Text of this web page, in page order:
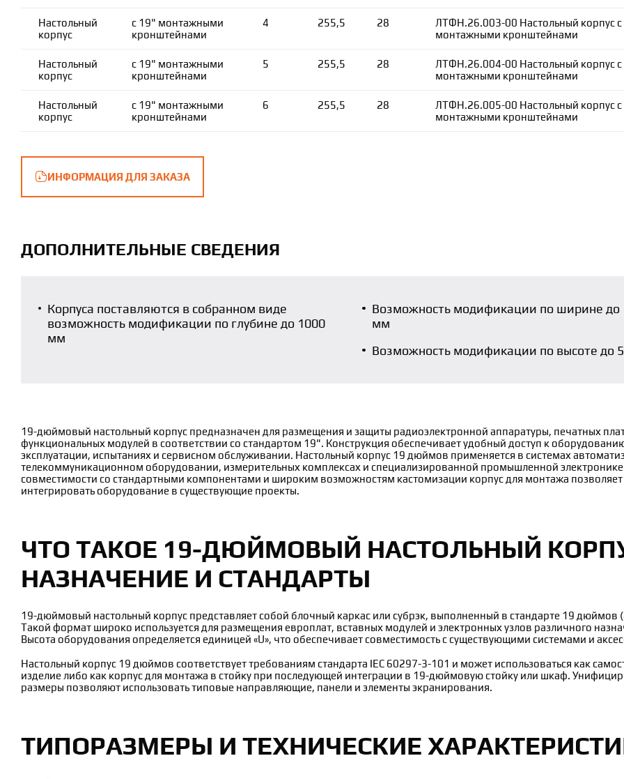
Настольный
корпус
с 19" монтажными
кронштейнами
4 255,5 28
ЛТФН.26.003-00 Настольный корпус
монтажными кронштейнами
Настольный
корпус
с 19" монтажными
кронштейнами
5 255,5 28
ЛТФН.26.004-00 Настольный корпус
монтажными кронштейнами
Настольный
корпус
с 19" монтажными
кронштейнами
6 255,5 28
ЛТФН.26.005-00 Настольный корпус
монтажными кронштейнами
ИНФОРМАЦИЯ ДЛЯ ЗАКАЗА
ДОПОЛНИТЕЛЬНЫЕ СВЕДЕНИЯ
Корпуса поставляются в собранном виде
возможность модификации по глубине до 1000
мм
Возможность модификации по ширине до
мм
Возможность модификации по высоте до
19-дюймовый настольный корпус предназначен для размещения и защиты радиоэлектронной аппаратуры, печатных
функциональных модулей в соответствии со стандартом 19". Конструкция обеспечивает удобный доступ к
эксплуатации, испытаниях и сервисном обслуживании. Настольный корпус 19 дюймов применяется в системах
телекоммуникационном оборудовании, измерительных комплексах и специализированной промышленной
совместимости со стандартными компонентами и широким возможностям кастомизации корпус для монтажа позволяет
интегрировать оборудование в существующие проекты.
ЧТО ТАКОЕ 19-ДЮЙМОВЫЙ НАСТОЛЬНЫЙ
НАЗНАЧЕНИЕ И СТАНДАРТЫ
19-дюймовый настольный корпус представляет собой блочный каркас или субрэк, выполненный в стандарте 19 дюймов
Такой формат широко используется для размещения европлат, вставных модулей и электронных узлов различного
Высота оборудования определяется единицей «U», что обеспечивает совместимость с существующими системами и
Настольный корпус 19 дюймов соответствует требованиям стандарта IEC 60297-3-101 и может использоваться как
изделие либо как корпус для монтажа в стойку при последующей интеграции в 19-дюймовую стойку или шкаф.
размеры позволяют использовать типовые направляющие, панели и элементы экранирования.
ТИПОРАЗМЕРЫ И ТЕХНИЧЕСКИЕ